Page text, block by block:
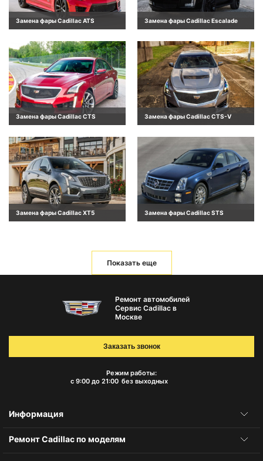
Замена фары Cadillac ATS Замена фары Cadillac Escalade
Замена фары Cadillac CTS Замена фары Cadillac CTS-V
Замена фары Cadillac XT5 Замена фары Cadillac STS
Показать еще
Ремонт автомобилей
Сервис Cadillac в
Москве
Режим работы:
с 9:00 до 21:00 без выходных
Заказать звонок
Информация
Ремонт Cadillac по моделям